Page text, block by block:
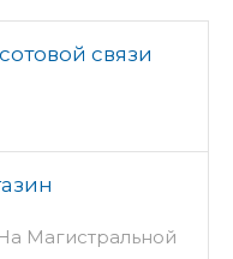
связи
Магистральной